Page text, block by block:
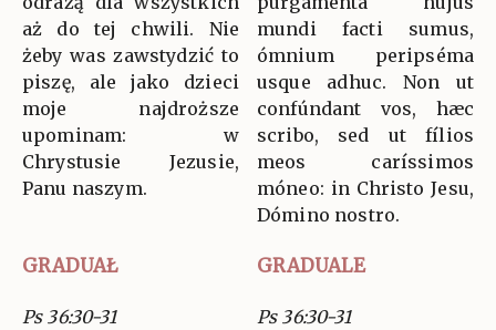
aż do tej chwili. Nie
żeby was zawstydzić to
piszę, ale jako dzieci
moje najdroższe
upominam: w
Chrystusie Jezusie,
Panu naszym.
mundi facti sumus,
ómnium peripséma
usque adhuc. Non ut
confúndant vos, hæc
scribo, sed ut fílios
meos caríssimos
móneo: in Christo Jesu,
Dómino nostro.
GRADUAŁ GRADUALE
Ps 36:30-31
Ps 36:30-31